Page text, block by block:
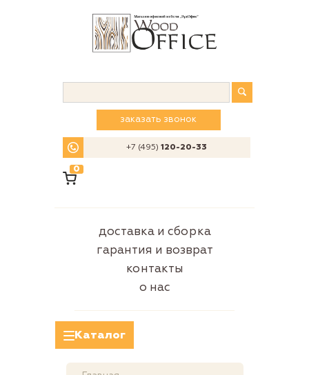
заказать звонок
+7 (495)120-20-33
0
доставка и сборка
гарантия и возврат
контакты
о нас
Каталог